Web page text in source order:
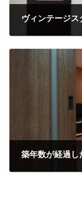
ヴィンテージ
築年数が経過し